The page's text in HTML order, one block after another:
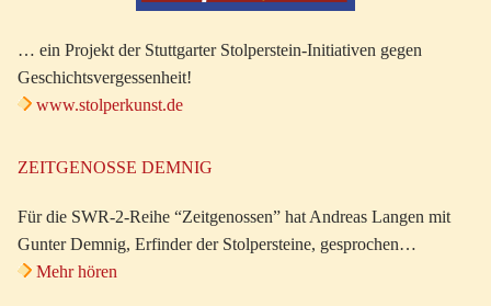
… ein Projekt der Stuttgarter Stolperstein-Initiativen gegen
Geschichtsvergessenheit!
www.stolperkunst.de
ZEITGENOSSE DEMNIG
Für die SWR-2-Reihe “Zeitgenossen” hat Andreas Langen mit
Gunter Demnig, Erfinder der Stolpersteine, gesprochen…
Mehr hören